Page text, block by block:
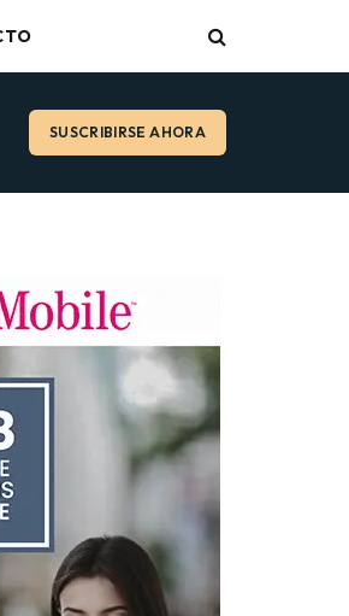
SUSCRIBIRSE AHORA